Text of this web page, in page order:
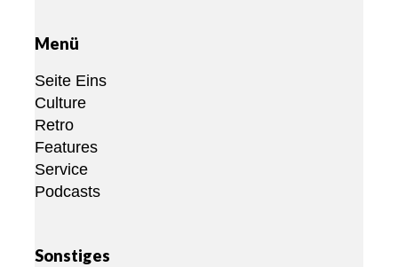
Menü
Seite Eins
Culture
Retro
Features
Service
Podcasts
Sonstiges